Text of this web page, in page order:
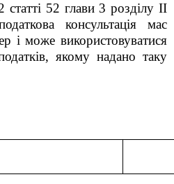
52 глави 3 розділу II
консультація мас
i може використовуватися
якому надано таку